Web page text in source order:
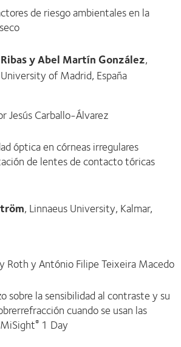
de riesgo ambientales en la
y Abel Martín González,
of Madrid, España
Jesús Carballo-Álvarez
óptica en córneas irregulares
de lentes de contacto tóricas
, Linnaeus University, Kalmar,
Roth y António Filipe Teixeira Macedo
sobre la sensibilidad al contraste y su
cuando se usan las
® 1 Day